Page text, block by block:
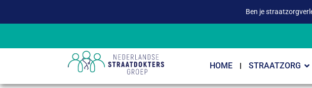
Ben je
HOME STRAATZORG